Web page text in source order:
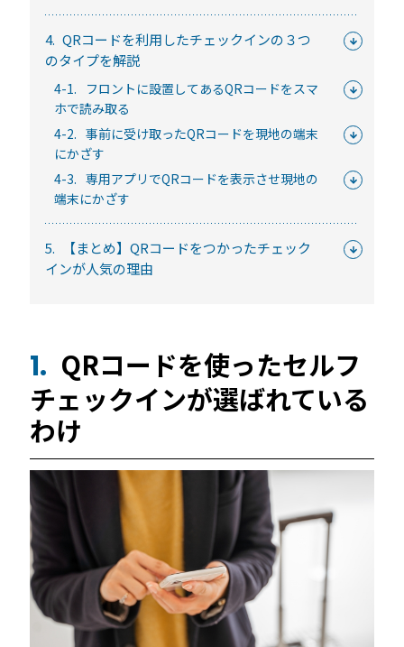
4. QRコードを利用したチェックインの３つ
のタイプを解説
4-1.
フロントに設置してあるQRコードをスマ
ホで読み取る
4-2. 事前に受け取ったQRコードを現地の端末
にかざす
4-3. 専用アプリでQRコードを表示させ現地の
端末にかざす
5.
【まとめ】QRコードをつかったチェック
インが人気の理由
1. QRコードを使ったセルフ
チェックインが選ばれている
わけ
続きを読む
宿泊施設
RemoteLOCKを導入するメリット
無人・省人運営の宿泊施設におすすめのPMS 4選
ホテルや宿泊施設に導入するスマートロックの選び方
とポイントを解説
Apple ウォレットを使った宿泊施設のキーレス化と
は？